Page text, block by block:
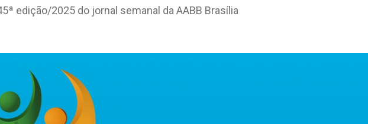
edição/2025 do jornal semanal da AABB Brasília